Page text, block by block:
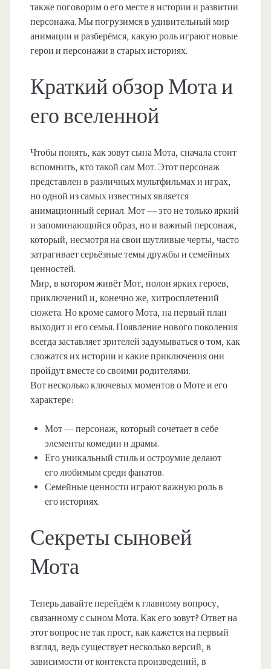
также поговорим о его месте в истории и развитии
персонажа. Мы погрузимся в удивительный мир
анимации и разберёмся, какую роль играют новые
герои и персонажи в старых историях.
Краткий обзор Мота и
его вселенной
Чтобы понять, как зовут сына Мота, сначала стоит
вспомнить, кто такой сам Мот. Этот персонаж
представлен в различных мультфильмах и играх,
но одной из самых известных является
анимационный сериал. Мот — это не только яркий
и запоминающийся образ, но и важный персонаж,
который, несмотря на свои шутливые черты, часто
затрагивает серьёзные темы дружбы и семейных
ценностей.
Мир, в котором живёт Мот, полон ярких героев,
приключений и, конечно же, хитросплетений
сюжета. Но кроме самого Мота, на первый план
выходит и его семья. Появление нового поколения
всегда заставляет зрителей задумываться о том, как
сложатся их истории и какие приключения они
пройдут вместе со своими родителями.
Вот несколько ключевых моментов о Моте и его
характере:
Мот — персонаж, который сочетает в себе
элементы комедии и драмы.
Его уникальный стиль и остроумие делают
его любимым среди фанатов.
Семейные ценности играют важную роль в
его историях.
Секреты сыновей
Мота
Теперь давайте перейдём к главному вопросу,
связанному с сыном Мота. Как его зовут? Ответ на
этот вопрос не так прост, как кажется на первый
взгляд, ведь существует несколько версий, в
зависимости от контекста произведений, в